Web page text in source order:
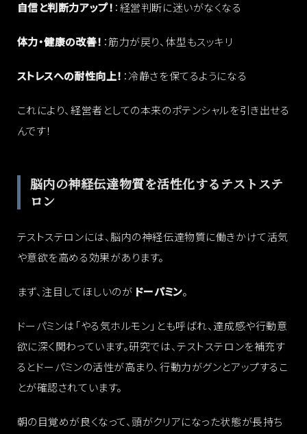
自信と判断力アップ！ ：経営判断に迷いがなくなる
体力・健康の改善！ ：筋力が戻り、体型もスッキリ
ストレスへの耐性向上！ ：冷静さを保てるようになる
これにより、経営者としての本来のポテンシャルを引き出せる
んです！
脳内の神経伝達物質を活性化するテストステ
ロン
テストステロンには、脳内の神経伝達物質に働きかけて活気
や意欲を高める効果があります。
まず、注目してほしいのが ドーパミン。
ドーパミンは「やる気ホルモン」とも呼ばれ、達成感や行動意
欲に深く関わっています。研究では、テストステロンを補充す
るとドーパミンの活性が高まり、行動力がグンとアップするこ
とが確認されています。
朝の目覚めが良くなって、頭がクリアになった状態が長持ち